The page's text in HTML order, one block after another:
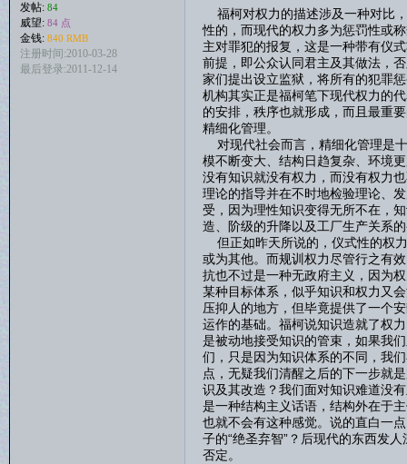
发帖: 84
威望: 84 点
金钱: 840 RMB
注册时间:2010-03-28
最后登录:2011-12-14
福柯对权力的描述涉及一种对比
性的，而现代的权力多为惩罚性或
主对罪犯的报复，这是一种带有仪
前提，即公众认同君主及其做法，
家们提出设立监狱，将所有的犯罪
机构其实正是福柯笔下现代权力的
的安排，秩序也就形成，而且最重
精细化管理。
对现代社会而言，精细化管理是
模不断变大、结构日趋复杂、环境
没有知识就没有权力，而没有权力
理论的指导并在不时地检验理论、
受，因为理性知识变得无所不在，
造、阶级的升降以及工厂生产关系
但正如昨天所说的，仪式性的权
或为其他。而规训权力尽管行之有
抗也不过是一种无政府主义，因为
某种目标体系，似乎知识和权力又
压抑人的地方，但毕竟提供了一个
运作的基础。福柯说知识造就了权
是被动地接受知识的管束，如果我
们，只是因为知识体系的不同，我
点，无疑我们清醒之后的下一步就
识及其改造？我们面对知识难道没
是一种结构主义话语，结构外在于
也就不会有这种感觉。说的直白一
子的“绝圣弃智”？后现代的东西发
否定。